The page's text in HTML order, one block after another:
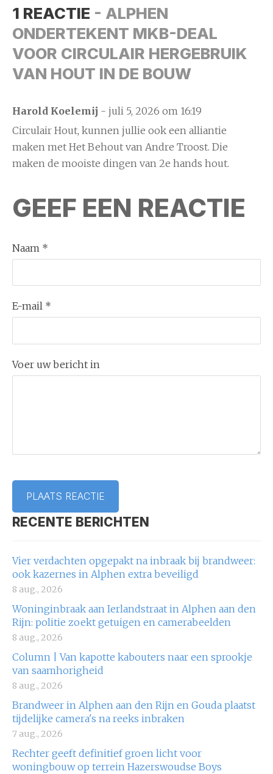
RECENTE BERICHTEN
Vier verdachten opgepakt na inbraak bij brandweer:
ook kazernes in Alphen extra beveiligd
8 aug., 2026
Woninginbraak aan Ierlandstraat in Alphen aan den
Rijn: politie zoekt getuigen en camerabeelden
8 aug., 2026
Column | Van kapotte kabouters naar een sprookje
van saamhorigheid
8 aug., 2026
Brandweer in Alphen aan den Rijn en Gouda plaatst
tijdelijke camera's na reeks inbraken
7 aug., 2026
Rechter geeft definitief groen licht voor
woningbouw op terrein Hazerswoudse Boys
1 REACTIE - ALPHEN
ONDERTEKENT MKB-DEAL
VOOR CIRCULAIR HERGEBRUIK
VAN HOUT IN DE BOUW
Harold Koelemij - juli 5, 2026 om 16:19
Circulair Hout, kunnen jullie ook een alliantie
maken met Het Behout van Andre Troost. Die
maken de mooiste dingen van 2e hands hout.
GEEF EEN REACTIE
Naam *
E-mail *
Voer uw bericht in